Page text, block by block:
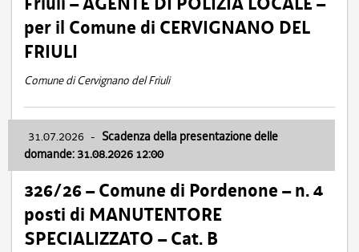
per il Comune di CERVIGNANO DEL
FRIULI
Comune di Cervignano del Friuli
31.07.2026 - Scadenza della presentazione delle
domande: 31.08.2026 12:00
326/26 – Comune di Pordenone – n. 4
posti di MANUTENTORE
SPECIALIZZATO – Cat. B